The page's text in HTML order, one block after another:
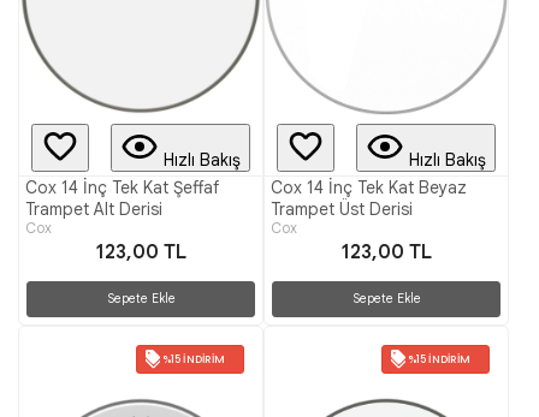
Hızlı Bakış
Cox 14 İnç Tek Kat Şeffaf
Trampet Alt Derisi
Cox
123,00 TL
Sepete Ekle
Hızlı Bakış
Cox 14 İnç Tek Kat Beyaz
Trampet Üst Derisi
Cox
123,00 TL
Sepete Ekle
%15 İNDIRIM %15 İNDIRIM